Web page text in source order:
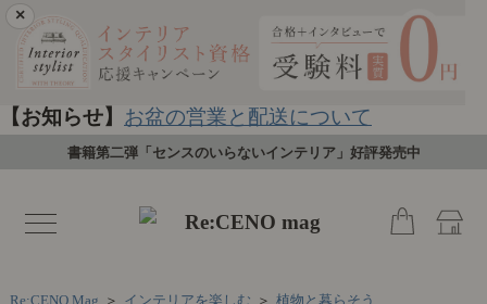
×
【お知らせ】 お盆の営業と配送について
書籍第二弾「センスのいらないインテリア」好評発売中
toggle
navigation
Re:CENO Mag ＞ インテリアを楽しむ ＞ 植物と暮らそう